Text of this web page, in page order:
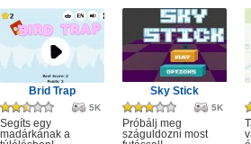
Brid Trap
5K
Segíts egy
madárkának a
Sky Stick
5K
Próbálj meg
száguldozni most